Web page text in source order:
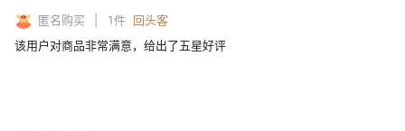
匿名购买 1件 回头客
该用户对商品非常满意，给出了五星好评